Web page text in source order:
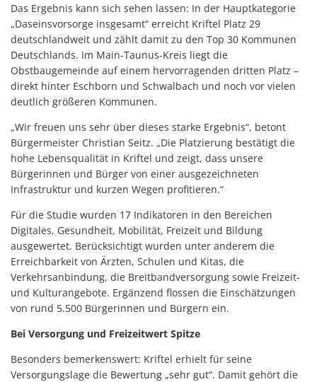
Das Ergebnis kann sich sehen lassen: In der Hauptkategorie
„Daseinsvorsorge insgesamt“ erreicht Kriftel Platz 29
deutschlandweit und zählt damit zu den Top 30 Kommunen
Deutschlands. Im Main-Taunus-Kreis liegt die
Obstbaugemeinde auf einem hervorragenden dritten Platz –
direkt hinter Eschborn und Schwalbach und noch vor vielen
deutlich größeren Kommunen.
„Wir freuen uns sehr über dieses starke Ergebnis“, betont
Bürgermeister Christian Seitz. „Die Platzierung bestätigt die
hohe Lebensqualität in Kriftel und zeigt, dass unsere
Bürgerinnen und Bürger von einer ausgezeichneten
Infrastruktur und kurzen Wegen profitieren.“
Für die Studie wurden 17 Indikatoren in den Bereichen
Digitales, Gesundheit, Mobilität, Freizeit und Bildung
ausgewertet. Berücksichtigt wurden unter anderem die
Erreichbarkeit von Ärzten, Schulen und Kitas, die
Verkehrsanbindung, die Breitbandversorgung sowie Freizeit-
und Kulturangebote. Ergänzend flossen die Einschätzungen
von rund 5.500 Bürgerinnen und Bürgern ein.
Bei Versorgung und Freizeitwert Spitze
Besonders bemerkenswert: Kriftel erhielt für seine
Versorgungslage die Bewertung „sehr gut“. Damit gehört die